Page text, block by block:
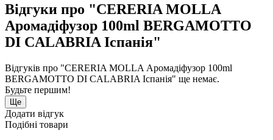
Відгуки про "CERERIA MOLLA
Аромадіфузор 100ml BERGAMOTTO
DI CALABRIA Іспанія"
Відгуків про "CERERIA MOLLA Аромадіфузор 100ml
BERGAMOTTO DI CALABRIA Іспанія" ще немає.
Будьте першим!
Ще
Додати відгук
Подібні товари